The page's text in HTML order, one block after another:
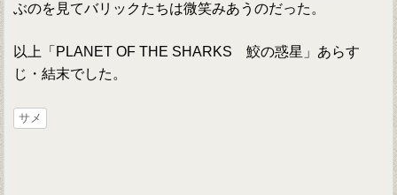
ぶのを見てバリックたちは微笑みあうのだった。
以上「PLANET OF THE SHARKS 鮫の惑星」あらす
じ・結末でした。
サメ